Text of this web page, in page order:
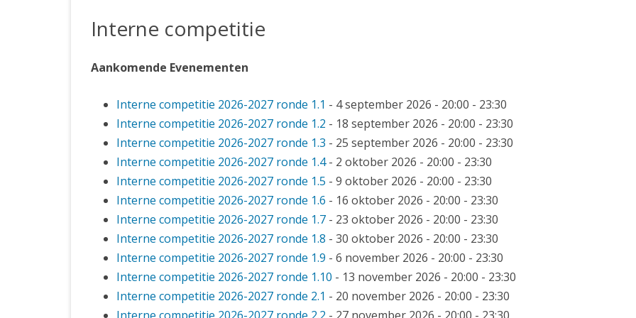
SPEELSCHEMA
KNSB-RATINGLIJST
SNELSCHAAKKAMPIOENSCHAP
JEUGD 2025-2026
SPEELSCHEMA JEUGD
KNSB-JEUGDRATINGLIJST
NEDERLANDSE
JEUGDKAMPIOENSCHAPPEN
ERELIJST JEUGD
JUBILEUMVIERKAMPEN UITSLAGEN
Interne competitie
Aankomende Evenementen
Interne competitie 2026-2027 ronde 1.1 - 4 september 2026 - 20:00 - 23:30
Interne competitie 2026-2027 ronde 1.2 - 18 september 2026 - 20:00 - 23:30
Interne competitie 2026-2027 ronde 1.3 - 25 september 2026 - 20:00 - 23:30
Interne competitie 2026-2027 ronde 1.4- 2 oktober 2026 - 20:00 - 23:30
Interne competitie 2026-2027 ronde 1.5 - 9 oktober 2026 - 20:00 - 23:30
Interne competitie 2026-2027 ronde 1.6 - 16 oktober 2026 - 20:00 - 23:30
Interne competitie 2026-2027 ronde 1.7 - 23 oktober 2026 - 20:00 - 23:30
Interne competitie 2026-2027 ronde 1.8 - 30 oktober 2026 - 20:00 - 23:30
Interne competitie 2026-2027 ronde 1.9 - 6 november 2026 - 20:00 - 23:30
Interne competitie 2026-2027 ronde 1.10 - 13 november 2026 - 20:00 - 23:30
Interne competitie 2026-2027 ronde 2.1 - 20 november 2026 - 20:00 - 23:30